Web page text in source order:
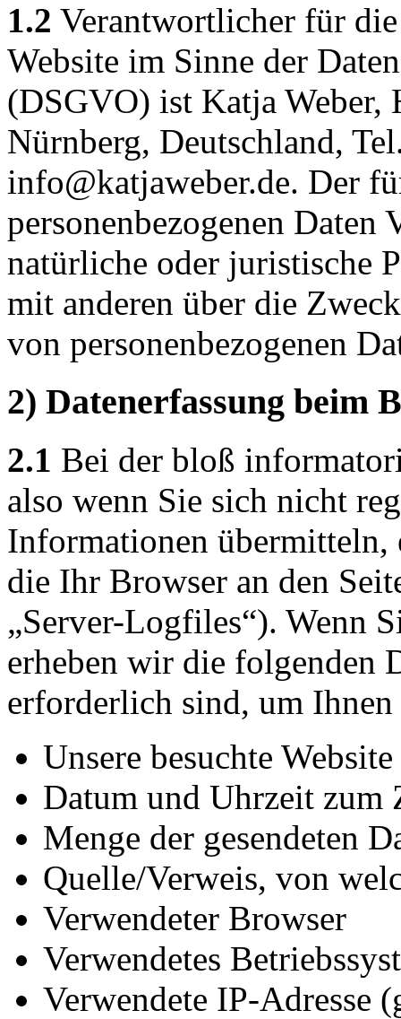
1.2 Verantwortlicher für
Website im Sinne der
(DSGVO) ist Katja Weber,
Nürnberg, Deutschland,
info@katjaweber.de. Der
personenbezogenen
natürliche oder juristische
mit anderen über die
von personenbezogenen
2) Datenerfassung beim
2.1 Bei der bloß
also wenn Sie sich nicht
Informationen übermitteln,
die Ihr Browser an den
„Server-Logfiles“). Wenn
erheben wir die folgenden
erforderlich sind, um Ihnen
Unsere besuchte Website
Datum und Uhrzeit zum
Menge der gesendeten
Quelle/Verweis, von
Verwendeter Browser
Verwendetes
Verwendete IP-Adresse